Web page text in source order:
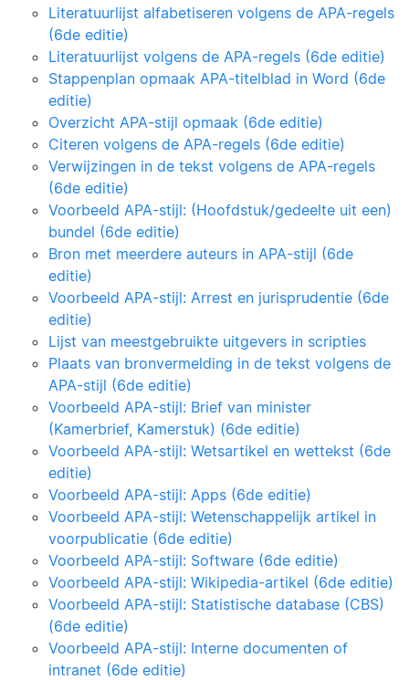
Literatuurlijst alfabetiseren volgens de APA-regels
(6de editie)
Literatuurlijst volgens de APA-regels (6de editie)
Stappenplan opmaak APA-titelblad in Word (6de
editie)
Overzicht APA-stijl opmaak (6de editie)
Citeren volgens de APA-regels (6de editie)
Verwijzingen in de tekst volgens de APA-regels
(6de editie)
Voorbeeld APA-stijl: (Hoofdstuk/gedeelte uit een)
bundel (6de editie)
Bron met meerdere auteurs in APA-stijl (6de
editie)
Voorbeeld APA-stijl: Arrest en jurisprudentie (6de
editie)
Lijst van meestgebruikte uitgevers in scripties
Plaats van bronvermelding in de tekst volgens de
APA-stijl (6de editie)
Voorbeeld APA-stijl: Brief van minister
(Kamerbrief, Kamerstuk) (6de editie)
Voorbeeld APA-stijl: Wetsartikel en wettekst (6de
editie)
Voorbeeld APA-stijl: Apps (6de editie)
Voorbeeld APA-stijl: Wetenschappelijk artikel in
voorpublicatie (6de editie)
Voorbeeld APA-stijl: Software (6de editie)
Voorbeeld APA-stijl: Wikipedia-artikel (6de editie)
Voorbeeld APA-stijl: Statistische database (CBS)
(6de editie)
Voorbeeld APA-stijl: Interne documenten of
intranet (6de editie)